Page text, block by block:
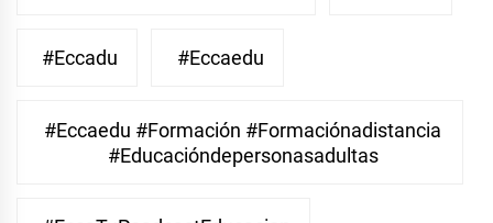
#eccadu #eccaedu
#eccaedu #formación #formaciónadistancia
#educacióndepersonasadultas